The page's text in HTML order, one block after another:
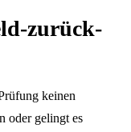
zurück-
keinen
oder gelingt es